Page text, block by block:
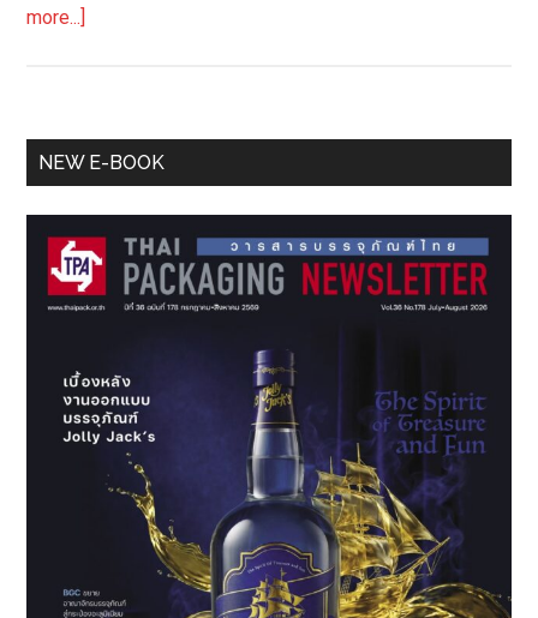
more...]
Upcycle
Product:
โฉม
SME
ด้วย
Primary
NEW E-BOOK